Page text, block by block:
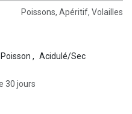
Poissons, Apéritif, Volailles
Poisson , Acidulé/Sec
30 jours